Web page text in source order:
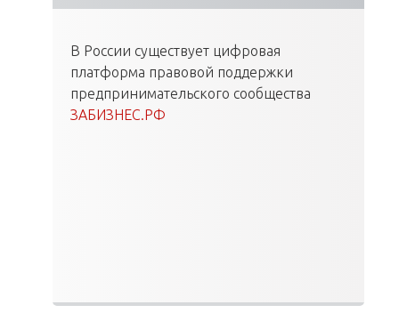
В России существует цифровая
платформа правовой поддержки
предпринимательского сообщества
ЗАБИЗНЕС.РФ